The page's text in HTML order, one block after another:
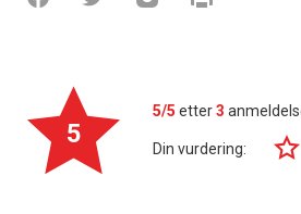
5
5/5 etter3
Din vurdering: